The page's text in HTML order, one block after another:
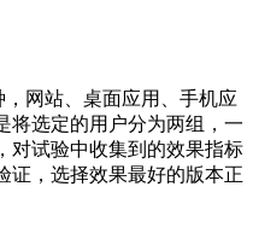
网站、桌面应用、手机应
将选定的用户分为两组，一
对试验中收集到的效果指标
证，选择效果最好的版本正